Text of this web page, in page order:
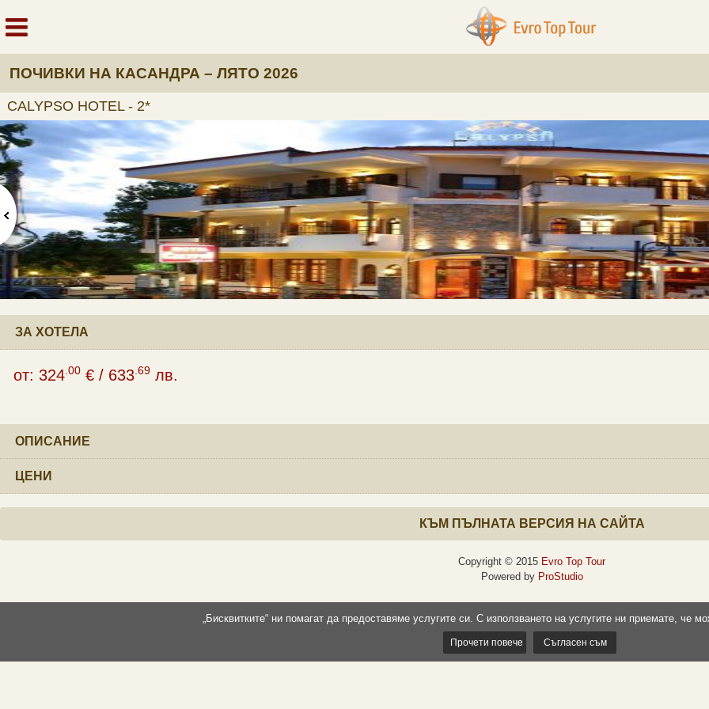
ПОЧИВКИ НА КАСАНДРА – ЛЯТО 2026
CALYPSO HOTEL - 2*
ЗА ХОТЕЛА
от: 324 .00 € / 633 .69 лв.
ОПИСАНИЕ
ЦЕНИ
КЪМ ПЪЛНАТА ВЕРСИЯ НА САЙТА
Copyright © 2015 Evro Top Tour
Powered by ProStudio
„Бисквитките“ ни помагат да предоставяме услугите си. С използването на услугите ни приемате, че
Прочети повече Съгласен съм